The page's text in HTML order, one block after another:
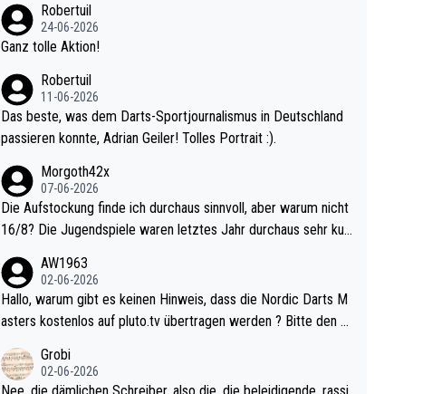
e mal 40+ erst recht. Da gewinnst keinen Blumentopf - ist ja n
och krasser wie ein Pokalspiel eines Kreisligisten vs einem Bu
Robertuil
24-06-2026
Ganz tolle Aktion!
Robertuil
11-06-2026
Das beste, was dem Darts-Sportjournalismus in Deutschland
passieren konnte, Adrian Geiler! Tolles Portrait :).
Morgoth42x
07-06-2026
Die Aufstockung finde ich durchaus sinnvoll, aber warum nicht
16/8? Die Jugendspiele waren letztes Jahr durchaus sehr kur
l. Allerdings ist Mitchell Lawrie als Nummer 1 der Welt eh quali
fiziert. Somit ändert die automatische Qualifikation des Weltm
eisters erstmal nichts. Ich denke sie wollen damit für nächste
d wohl wenig WDF Turniere spielen. Dies war bei Archie Self l
etztes Jahr der Fall. Er musste als amtierender Weltmeister d
AW1963
02-06-2026
Hallo, warum gibt es keinen Hinweis, dass die Nordic Darts M
asters kostenlos auf pluto.tv übertragen werden ? Bitte den A
Grobi
02-06-2026